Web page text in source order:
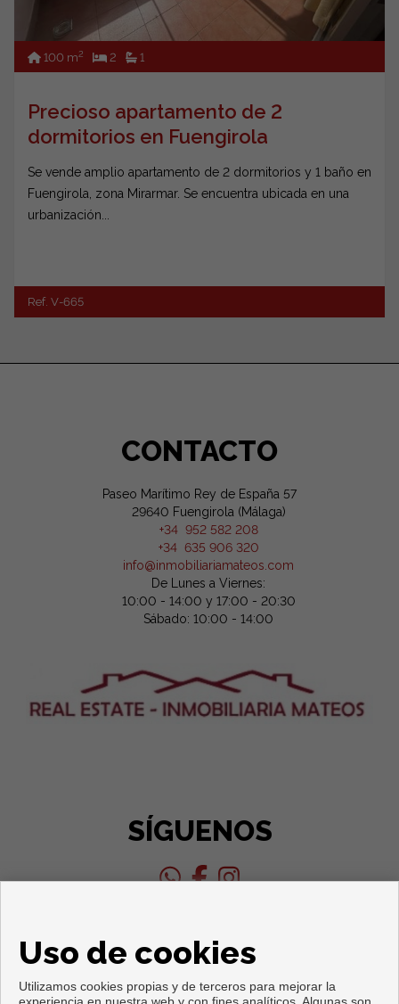
100 m2 2 1
Precioso apartamento de 2
dormitorios en Fuengirola
Se vende amplio apartamento de 2 dormitorios y 1 baño en
Fuengirola, zona Mirarmar. Se encuentra ubicada en una
urbanización...
Ref. V-665
CONTACTO
Paseo Marítimo Rey de España 57
29640 Fuengirola (Málaga)
+34 952 582 208
+34 635 906 320
info@inmobiliariamateos.com
De Lunes a Viernes:
10:00 - 14:00 y 17:00 - 20:30
Sábado: 10:00 - 14:00
SÍGUENOS
Uso de cookies
Utilizamos cookies propias y de terceros para mejorar la